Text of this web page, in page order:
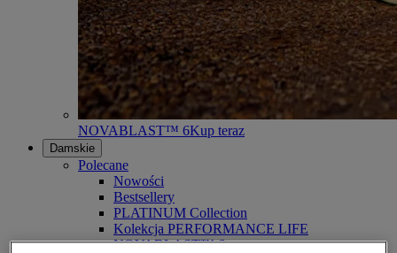
NOVABLAST™ 6Kup teraz
Damskie
Polecane
Nowości
Bestsellery
PLATINUM Collection
Kolekcja PERFORMANCE LIFE
NOVABLAST™ 6